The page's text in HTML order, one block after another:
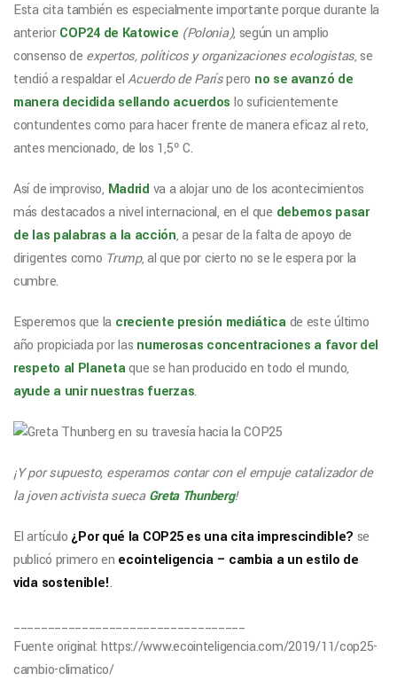
Esta cita también es especialmente importante porque durante la
anteriorCOP24 de Katowice (Polonia), según un amplio
consenso de expertos, políticos y organizaciones ecologistas, se
tendió a respaldar elAcuerdo de Paríspero no se avanzó de
manera decidida sellando acuerdos lo suficientemente
contundentes como para hacer frente de manera eficaz al reto,
antes mencionado, de los 1,5º C.
Así de improviso, Madrid va a alojar uno de los acontecimientos
más destacados a nivel internacional, en el que debemos pasar
de las palabras a la acción, a pesar de la falta de apoyo de
dirigentes como Trump, al que por cierto no se le espera por la
cumbre.
Esperemos que la creciente presión mediáticade este último
año propiciada por las numerosas concentraciones a favor del
respeto al Planetaque se han producido en todo el mundo,
ayude a unir nuestras fuerzas.
¡Y por supuesto, esperamos contar con el empuje catalizador de
la joven activista suecaGreta Thunberg!
El artículo ¿Por qué la COP25 es una cita imprescindible? se
publicó primero en ecointeligencia – cambia a un estilo de
vida sostenible!.
__________________________________
Fuente original: https://www.ecointeligencia.com/2019/11/cop25-
cambio-climatico/